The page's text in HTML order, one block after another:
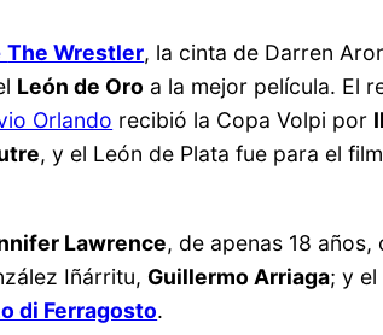
The Wrestler, la cinta de Darren
León de Oro a la mejor película. El
Orlando recibió la Copa Volpi por
, y el León de Plata fue para el
Lawrence, de apenas 18
Iñárritu, Guillermo Arriaga; y
di Ferragosto.